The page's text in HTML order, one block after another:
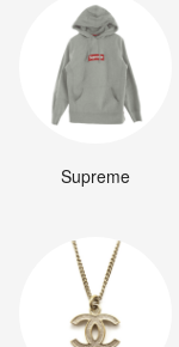
Supreme